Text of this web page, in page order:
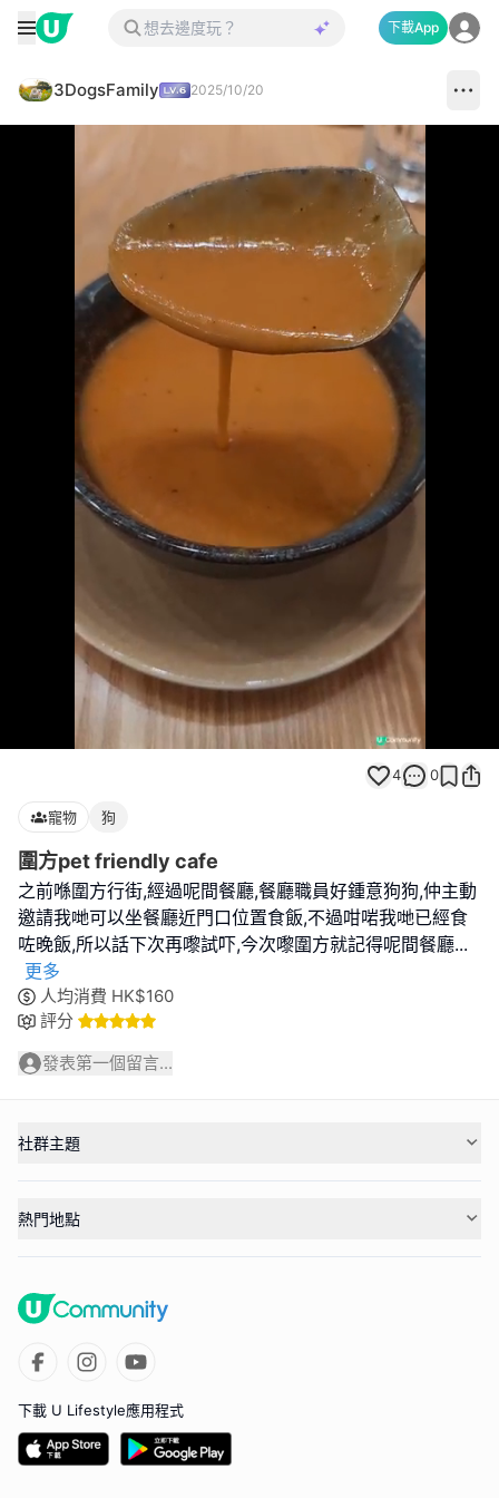
下載App
3DogsFamily 2025/10/20
100.00%
4 0
寵物 狗
圍方pet friendly cafe
之前喺圍方行街,經過呢間餐廳,餐廳職員好鍾意狗狗,仲主動
邀請我哋可以坐餐廳近門口位置食飯,不過咁啱我哋已經食
咗晚飯,所以話下次再嚟試吓,今次嚟圍方就記得呢間餐廳...
更多
人均消費 HK$160
評分
發表第一個留言...
社群主題
熱門地點
下載 U Lifestyle應用程式